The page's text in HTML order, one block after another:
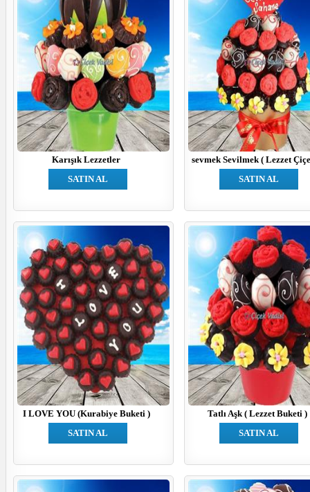
Karışık Lezzetler
SATIN AL
sevmek Sevilmek ( Lezzet
SATIN AL
I LOVE YOU (Kurabiye Buketi )
SATIN AL
Tatlı Aşk ( Lezzet Buketi )
SATIN AL